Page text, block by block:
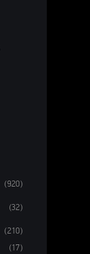
(920)
(32)
(210)
(17)